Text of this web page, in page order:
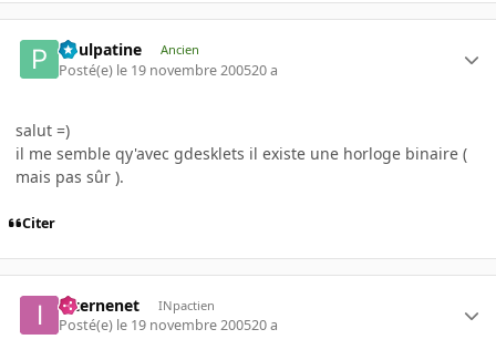
Poulpatine Ancien
Posté(e) le 19 novembre 200520 a
salut =)
il me semble qy'avec gdesklets il existe une horloge binaire (
mais pas sûr ).
Citer
internenet INpactien
Posté(e) le 19 novembre 200520 a